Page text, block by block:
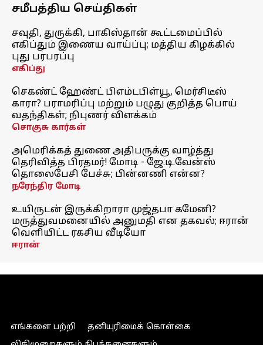
சமீபத்திய செய்திகள்
சவுதி, துருக்கி, பாகிஸ்தான் கூட்டமைப்பில்
எகிப்தும் இணைய வாய்ப்பு; மத்திய கிழக்கில்
புது பரபரப்பு
எகிப்து
செகண்ட் ஹேண்ட் பிஎம்டபிள்யூ, மெர்சிடீஸ்
காரா? பராமரிப்பு மற்றும் பழுது குறித்த பொய்
வதந்திகள்; நிபுணர் விளக்கம்
சொகுசு கார்கள்
அமெரிக்கத் துணை அதிபருக்கு வாழ்த்து
தெரிவித்த பிரதமர்! மோடி - ஜே.டி.வேன்ஸ்
தொலைபேசி பேச்சு; பின்னணி என்ன?
நரேந்திர மோடி
உயிருடன் இருக்கிறாரா முஜ்தபா கமேனி?
மருத்துவமனையில் அனுமதி என தகவல்; ஈரான்
வெளியிட்ட ரகசிய வீடியோ
ஈரான்
எங்களை பற்றி
தனியுரிமைக் கொள்கை